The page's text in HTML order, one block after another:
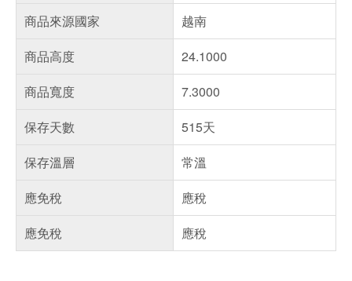
商品來源國家
越南
商品高度
24.1000
商品寬度
7.3000
保存天數
515天
保存溫層
常溫
應免稅
應稅
應免稅
應稅